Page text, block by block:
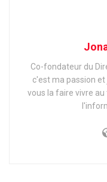
Co-fondateur du
c'est ma passion
vous la faire vivre